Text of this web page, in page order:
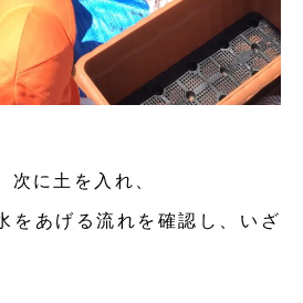
次に土を入れ、
をあげる流れを確認し、いざ